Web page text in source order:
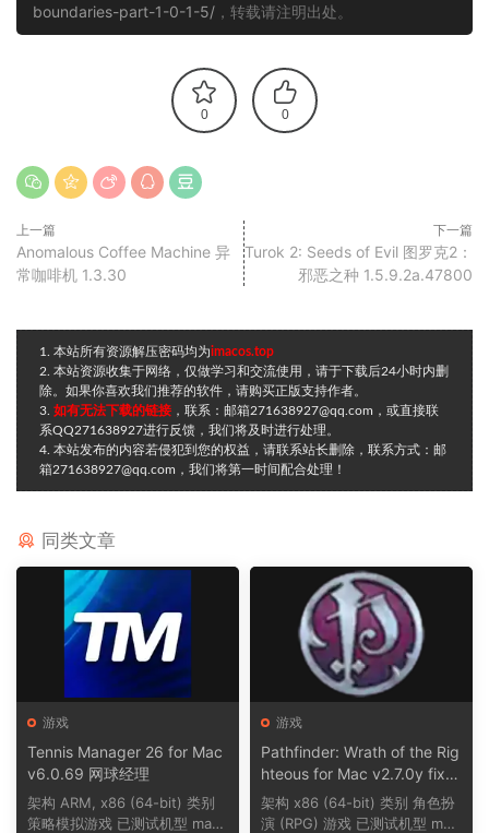
boundaries-part-1-0-1-5/ ，转载请注明出处。
0 0
上一篇
Anomalous Coffee Machine 异
常咖啡机 1.3.30
下一篇
Turok 2: Seeds of Evil 图罗克2：
邪恶之种 1.5.9.2a.47800
1. 本站所有资源解压密码均为imacos.top
2. 本站资源收集于网络，仅做学习和交流使用，请于下载后24小时内删
除。如果你喜欢我们推荐的软件，请购买正版支持作者。
3. 如有无法下载的链接 ，联系：邮箱271638927@qq.com，或直接联
系QQ271638927进行反馈，我们将及时进行处理。
4. 本站发布的内容若侵犯到您的权益，请联系站长删除，联系方式：邮
箱271638927@qq.com，我们将第一时间配合处理！
同类文章
游戏
Tennis Manager 26 for Mac
v6.0.69 网球经理
架构 ARM, x86 (64-bit) 类别
策略模拟游戏 已测试机型 mac
游戏
Pathfinder: Wrath of the Rig
hteous for Mac v2.7.0y fix
探路者正义之怒
架构 x86 (64-bit) 类别 角色扮
演 (RPG) 游戏 已测试机型 mac